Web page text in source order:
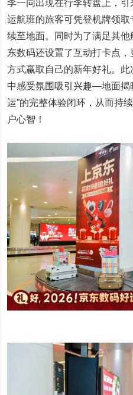
李一同出现在行李转盘上，
运航班的旅客可凭登机牌领
续至地面。同时为了满足其
东数码还设置了互动打卡点
方式赢取自己的新年好礼。
中感受氛围吸引兴趣—地面
运”的完整体验闭环，从而持
户心智！